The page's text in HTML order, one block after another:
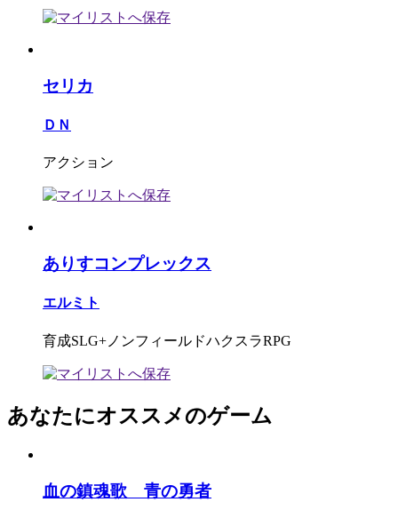
セリカ
ＤＮ
アクション
ありすコンプレックス
エルミト
育成SLG+ノンフィールドハクスラRPG
あなたにオススメのゲーム
血の鎮魂歌 青の勇者